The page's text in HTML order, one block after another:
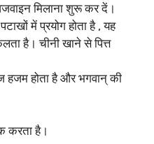
मिलाना शुरू कर दें।
में प्रयोग होता है , यह
है। चीनी खाने से पित्त
हजम होता है और भगवान् की
करता है।